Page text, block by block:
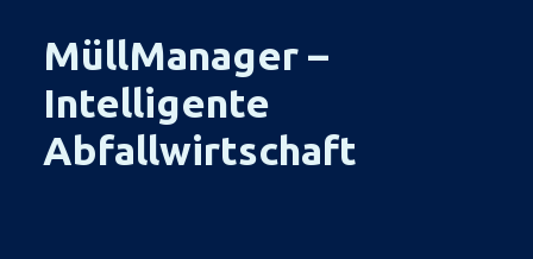
MüllManager –
Intelligente
Abfallwirtschaft